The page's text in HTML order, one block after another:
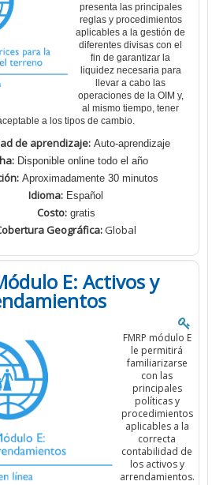
presenta las principales
reglas y procedimientos
aplicables a la gestión de
diferentes divisas con el
fin de garantizar la
liquidez necesaria para
llevar a cabo las
operaciones de la OIM y,
al mismo tiempo, tener
a los tipos de cambio.
de aprendizaje: Auto-aprendizaje
Disponible online todo el año
Aproximadamente 30 minutos
Idioma: Español
Costo:gratis
Geográfica:Global
E: Activos y
FMRP módulo E
le permitirá
familiarizarse
con las
principales
políticas y
procedimientos
aplicables a la
correcta
contabilidad de
los activos y
arrendamientos.